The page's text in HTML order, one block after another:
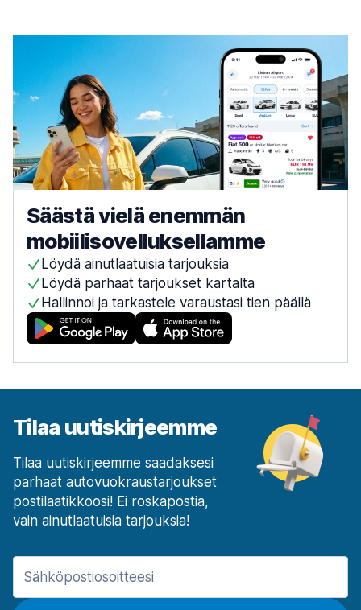
Säästä vielä enemmän
mobiilisovelluksellamme
Löydä ainutlaatuisia tarjouksia
Löydä parhaat tarjoukset kartalta
Hallinnoi ja tarkastele varaustasi tien päällä
Tilaa uutiskirjeemme
Tilaa uutiskirjeemme saadaksesi
parhaat autovuokraustarjoukset
postilaatikkoosi! Ei roskapostia,
vain ainutlaatuisia tarjouksia!